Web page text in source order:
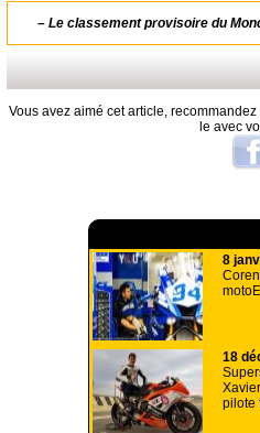
– Le classement provisoire du
Vous avez aimé cet article,
le avec
8
18
pilote